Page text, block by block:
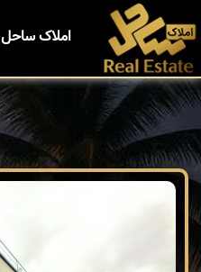
املاک ساحل